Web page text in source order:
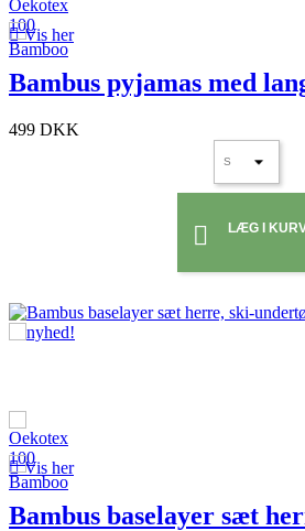
Vis her
Bambus pyjamas med
499 DKK
 LÆG I
Vis her
Bambus baselayer sæt